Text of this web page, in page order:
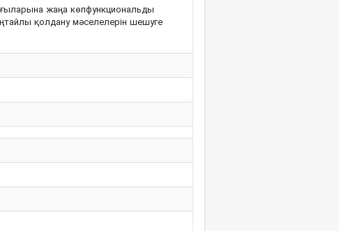
жаңа көпфункциональды
қолдану мәселелерін шешуге